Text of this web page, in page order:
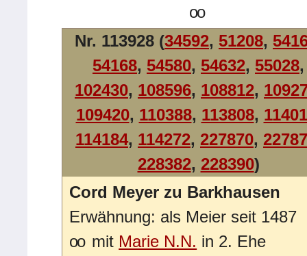
oo
Nr. 113928 (34592, 51208,
54168, 54580, 54632, 55028,
102430, 108596, 108812,
109420, 110388, 113808,
114184, 114272, 227870,
228382, 228390)
Cord Meyer zu Barkhausen
Erwähnung: als Meier seit 1487
oo mit Marie N.N. in 2. Ehe